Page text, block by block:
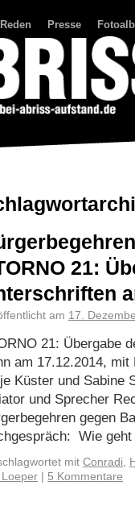
Reden Presse
21:
am 17.
21: Übergabe
am 17.12.2014,
Küster und Sabine
und Sprecher
gegen
Wie
mit Conradi,
5 Kommentare